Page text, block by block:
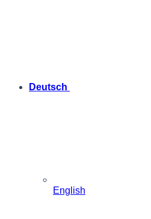
Deutsch
English